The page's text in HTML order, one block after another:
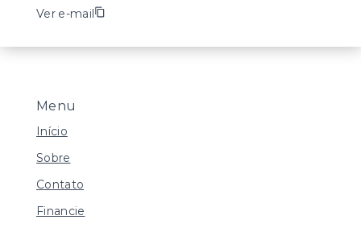
Menu
Início
Sobre
Contato
Financie
Ver e-mail